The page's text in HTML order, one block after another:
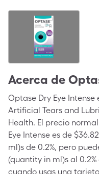
Acerca de
Optase Dry Eye
Artificial Tears and
Health. El precio
Eye Intense es de
ml)s de 0.2%, pero
(quantity in ml)s al
cuando usas una